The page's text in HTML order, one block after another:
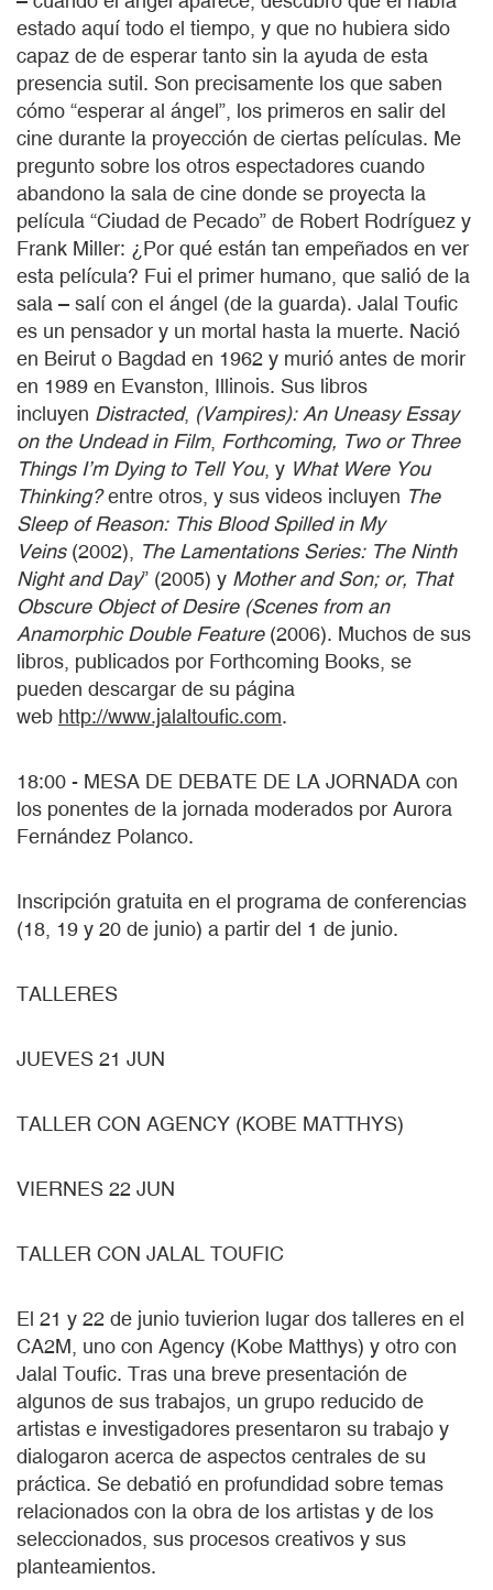
estado aquí todo el tiempo, y que no hubiera sido
capaz de de esperar tanto sin la ayuda de esta
presencia sutil. Son precisamente los que saben
cómo “esperar al ángel”, los primeros en salir del
cine durante la proyección de ciertas películas. Me
pregunto sobre los otros espectadores cuando
abandono la sala de cine donde se proyecta la
película “Ciudad de Pecado” de Robert Rodríguez y
Frank Miller: ¿Por qué están tan empeñados en ver
esta película? Fui el primer humano, que salió de la
sala – salí con el ángel (de la guarda). Jalal Toufic
es un pensador y un mortal hasta la muerte. Nació
en Beirut o Bagdad en 1962 y murió antes de morir
en 1989 en Evanston, Illinois. Sus libros
incluyen Distracted, (Vampires): An Uneasy Essay
on the Undead in Film, Forthcoming, Two or Three
Things I’m Dying to Tell You, y What Were You
Thinking?entre otros, y sus videos incluyen The
Sleep of Reason: This Blood Spilled in My
Veins (2002),
The Lamentations Series: The Ninth
Night and Day” (2005) y Mother and Son; or, That
Obscure Object of Desire (Scenes from an
Anamorphic Double Feature(2006). Muchos de sus
libros, publicados por Forthcoming Books, se
pueden descargar de su página
web http://www.jalaltoufic.com.
18:00 - MESA DE DEBATE DE LA JORNADA con
los ponentes de la jornada moderados por Aurora
Fernández Polanco.
Inscripción gratuita en el programa de conferencias
(18, 19 y 20 de junio) a partir del 1 de junio.
TALLERES
JUEVES 21 JUN
TALLER CON AGENCY (KOBE MATTHYS)
VIERNES 22 JUN
TALLER CON JALAL TOUFIC
El 21 y 22 de junio tuvierion lugar dos talleres en el
CA2M, uno con Agency (Kobe Matthys) y otro con
Jalal Toufic. Tras una breve presentación de
algunos de sus trabajos, un grupo reducido de
artistas e investigadores presentaron su trabajo y
dialogaron acerca de aspectos centrales de su
práctica. Se debatió en profundidad sobre temas
relacionados con la obra de los artistas y de los
seleccionados, sus procesos creativos y sus
planteamientos.